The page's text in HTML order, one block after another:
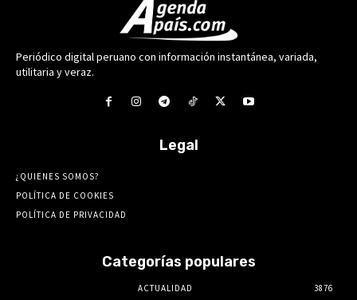
Periódico digital peruano con información instantánea, variada,
utilitaria y veraz.
Legal
¿QUIENES SOMOS?
POLÍTICA DE COOKIES
POLÍTICA DE PRIVACIDAD
Categorías populares
ACTUALIDAD 3876